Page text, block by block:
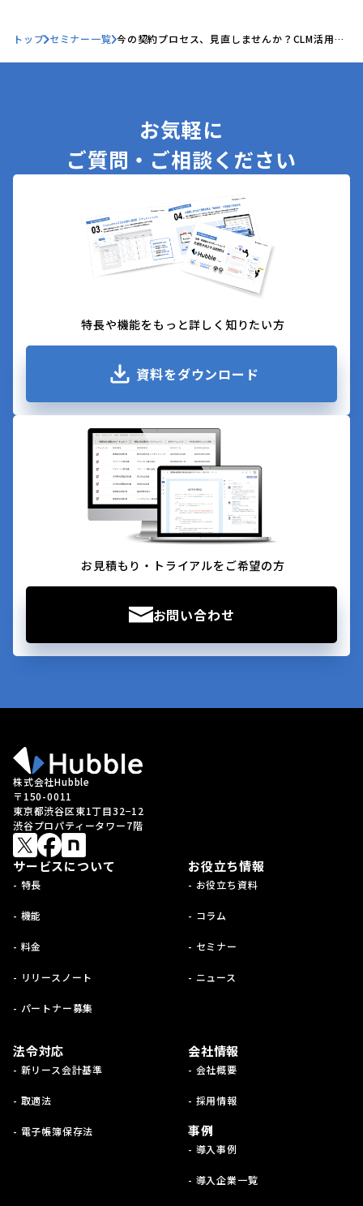
トップ セミナー一覧 今の契約プロセス、見直しませんか？CLM活用で
お気軽に
ご質問・ご相談ください
特長や機能をもっと詳しく知りたい方
資料をダウンロード
お見積もり・トライアルをご希望の方
お問い合わせ
株式会社Hubble
〒150-0011
東京都渋谷区東1丁目32−12
渋谷プロパティータワー7階
サービスについて
- 特長
- 機能
- 料金
- リリースノート
- パートナー募集
お役立ち情報
- お役立ち資料
- コラム
- セミナー
- ニュース
法令対応
- 新リース会計基準
- 取適法
- 電子帳簿保存法
会社情報
- 会社概要
- 採用情報
事例
- 導入事例
- 導入企業一覧